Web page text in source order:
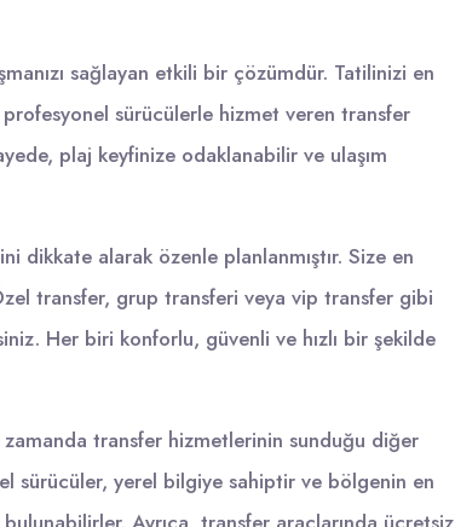
sağlayan etkili bir çözümdür. Tatilinizi en
sürücülerle hizmet veren transfer
plaj keyfinize odaklanabilir ve ulaşım
dikkate alarak özenle planlanmıştır. Size en
transfer, grup transferi veya vip transfer gibi
Her biri konforlu, güvenli ve hızlı bir şekilde
zamanda transfer hizmetlerinin sunduğu diğer
sürücüler, yerel bilgiye sahiptir ve bölgenin en